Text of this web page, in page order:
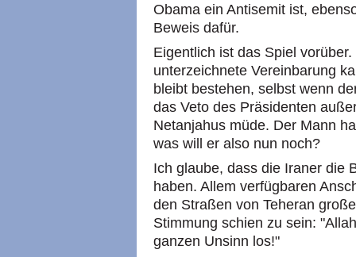
Obama ein Antisemit ist,
Beweis dafür.
Eigentlich ist das Spiel
unterzeichnete Vereinbarung
bleibt bestehen, selbst wenn
das Veto des Präsidenten
Netanjahus müde. Der Mann
was will er also nun noch?
Ich glaube, dass die Iraner die
haben. Allem verfügbaren
den Straßen von Teheran
Stimmung schien zu sein:
ganzen Unsinn los!"